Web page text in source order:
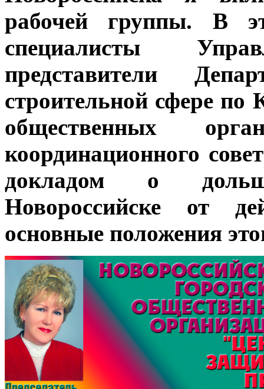
рабочей группы. В
специалисты
представители
строительной сфере по
общественных
координационного
докладом о
Новороссийске от
основные положения